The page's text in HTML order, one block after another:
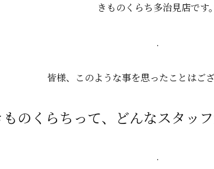
きものくらち多治見店です。
.
皆様、このような事を思ったことはご
ものくらちって、どんなスタッ
.